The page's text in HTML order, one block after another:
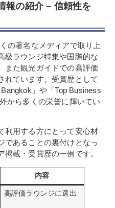
報の紹介 – 信頼性を
の著名なメディアで取り上
級ラウンジ特集や国際的な
また観光ガイドでの高評価
れています。受賞歴として
」や「Top Business
から多くの栄誉に輝いてい
利用する方にとって安心材
であることの裏付けとなっ
載・受賞歴の一例です。
内容
高評価ラウンジに選出